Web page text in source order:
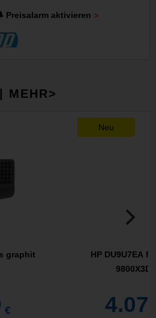
Preisalarm aktivieren
MEHR>
graphit
€
Neu
HP DU9U7EA
9800X3D